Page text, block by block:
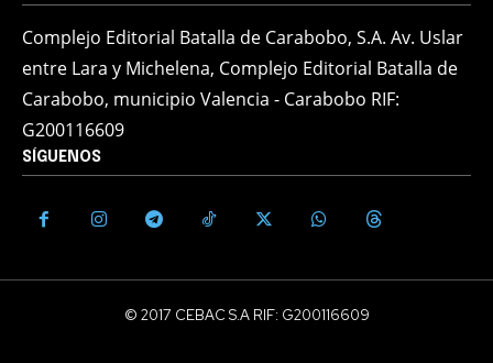
Complejo Editorial Batalla de Carabobo, S.A. Av. Uslar
entre Lara y Michelena, Complejo Editorial Batalla de
Carabobo, municipio Valencia - Carabobo RIF:
G200116609
SÍGUENOS
© 2017 CEBAC S.A RIF: G200116609